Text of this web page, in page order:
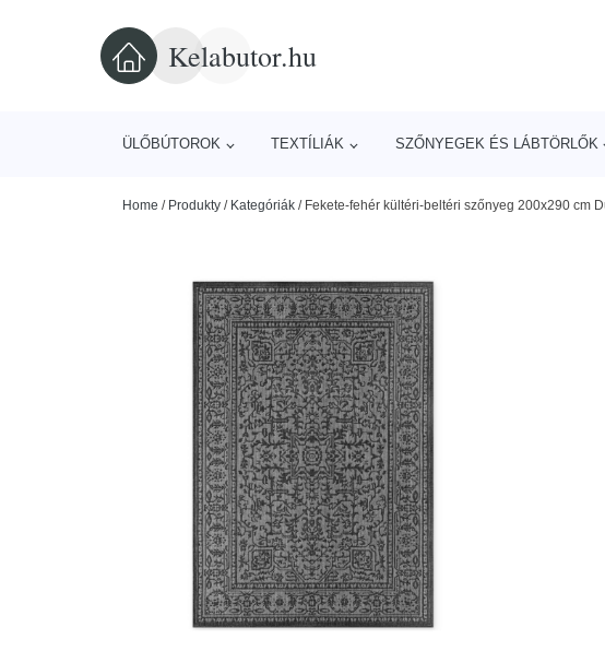
Kelabutor.hu
ÜLŐBÚTOROK TEXTÍLIÁK SZŐNYEGEK ÉS LÁBTÖRLŐK
Home / Produkty / Kategóriák / Fekete-fehér kültéri-beltéri szőnyeg 200x290 cm